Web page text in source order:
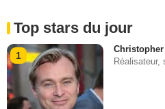
Top stars du jour
1
Réalisateur,